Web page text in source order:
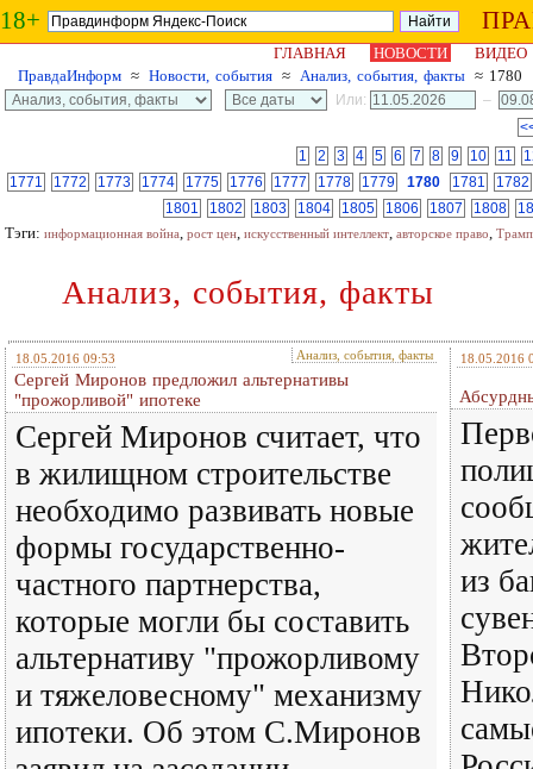
18+
ГЛАВНАЯ НОВОСТИ
ВИДЕО
ПравдаИнформ ≈ Новости, события ≈ Анализ, события, факты ≈ 1780
Или:
–
1
2 3 4 5 6 7 8 9 10 11
1771
1772 1773 1774 1775 1776 1777 1778 1779 1780 1781
1782
1801
1802 1803 1804 1805 1806 1807 1808
Тэги: информационная война, рост цен, искусственный интеллект, авторское право, Трамп
Анализ, события, факты
18.05.2016 09:53 Анализ, события, факты
Сергей Миронов предложил альтернативы
"прожорливой" ипотеке
Сергей Миронов считает, что
в жилищном строительстве
необходимо развивать новые
формы государственно-
частного партнерства,
которые могли бы составить
альтернативу "прожорливому
и тяжеловесному" механизму
ипотеки. Об этом С.Миронов
18.05.2016
из